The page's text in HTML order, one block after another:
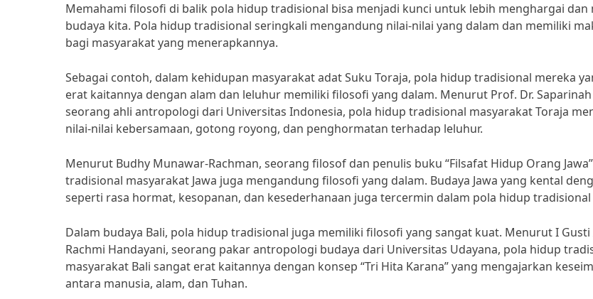
Memahami filosofi di balik pola hidup tradisional bisa menjadi kunci untuk lebih menghargai dan
budaya kita. Pola hidup tradisional seringkali mengandung nilai-nilai yang dalam dan memiliki
bagi masyarakat yang menerapkannya.
Sebagai contoh, dalam kehidupan masyarakat adat Suku Toraja, pola hidup tradisional mereka
erat kaitannya dengan alam dan leluhur memiliki filosofi yang dalam. Menurut Prof. Dr. Saparinah
seorang ahli antropologi dari Universitas Indonesia, pola hidup tradisional masyarakat Toraja
nilai-nilai kebersamaan, gotong royong, dan penghormatan terhadap leluhur.
Menurut Budhy Munawar-Rachman, seorang filosof dan penulis buku “Filsafat Hidup Orang
tradisional masyarakat Jawa juga mengandung filosofi yang dalam. Budaya Jawa yang kental
seperti rasa hormat, kesopanan, dan kesederhanaan juga tercermin dalam pola hidup
Dalam budaya Bali, pola hidup tradisional juga memiliki filosofi yang sangat kuat. Menurut I Gusti
Rachmi Handayani, seorang pakar antropologi budaya dari Universitas Udayana, pola hidup
masyarakat Bali sangat erat kaitannya dengan konsep “Tri Hita Karana” yang mengajarkan
antara manusia, alam, dan Tuhan.